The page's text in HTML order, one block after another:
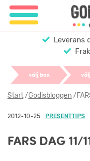
Leverans
välj box
Start/Godisbloggen/
2012-10-25 PRESENTTIPS
FARS DAG 11/